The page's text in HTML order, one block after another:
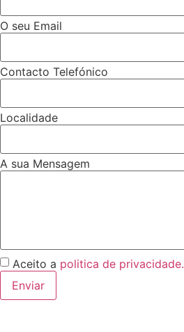
O seu Email
Contacto Telefónico
Localidade
A sua Mensagem
Aceito a politica de privacidade.
Enviar